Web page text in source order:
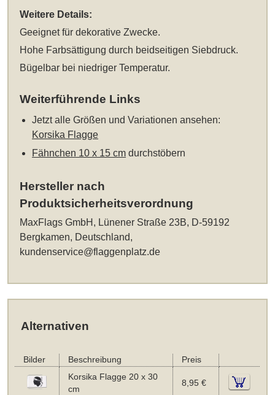
Weitere Details:
Geeignet für dekorative Zwecke.
Hohe Farbsättigung durch beidseitigen Siebdruck.
Bügelbar bei niedriger Temperatur.
Weiterführende Links
Jetzt alle Größen und Variationen ansehen:
Korsika Flagge
Fähnchen 10 x 15 cm durchstöbern
Hersteller nach
Produktsicherheitsverordnung
MaxFlags GmbH, Lünener Straße 23B, D-59192
Bergkamen, Deutschland,
kundenservice@flaggenplatz.de
Alternativen
Bilder Beschreibung
Preis
Korsika Flagge 20 x 30
cm
8,95 €